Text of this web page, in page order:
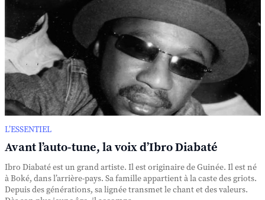
L’ESSENTIEL
Avant l’auto-tune, la voix d’Ibro Diabaté
Ibro Diabaté est un grand artiste. Il est originaire de Guinée. Il est né
à Boké, dans l’arrière-pays. Sa famille appartient à la caste des griots.
Depuis des générations, sa lignée transmet le chant et des valeurs.